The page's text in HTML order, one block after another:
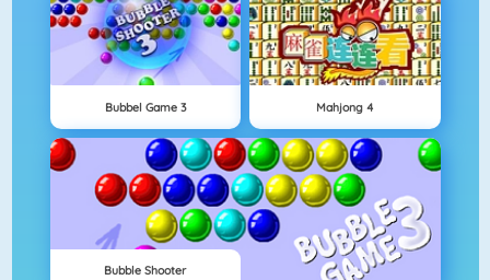
Bubbel Game 3 Mahjong 4
Bubble Shooter